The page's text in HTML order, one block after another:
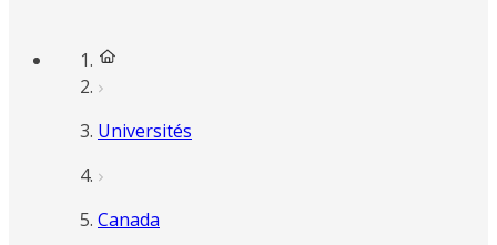
Universités
Canada